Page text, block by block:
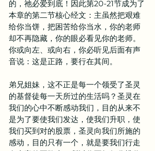
的，祂必爱到底！因此第20-21节成为了
本章的第二节核心经文：主虽然把艰难
给你当饼，把困苦给你当水，你的老师
却不再隐藏，你的眼必看见你的老师。
你或向左、或向右，你必听见后面有声
音说：这是正路，要行在其间。
弟兄姐妹，这不正是每一个领受了圣灵
的基督徒每一天所过的生活吗？圣灵在
我们的心中不断感动我们，目的从来不
是为了要使我们发达，使我们升职，使
我们买到对的股票，圣灵向我们所施的
感动，目的只有一个，就是要我们行走